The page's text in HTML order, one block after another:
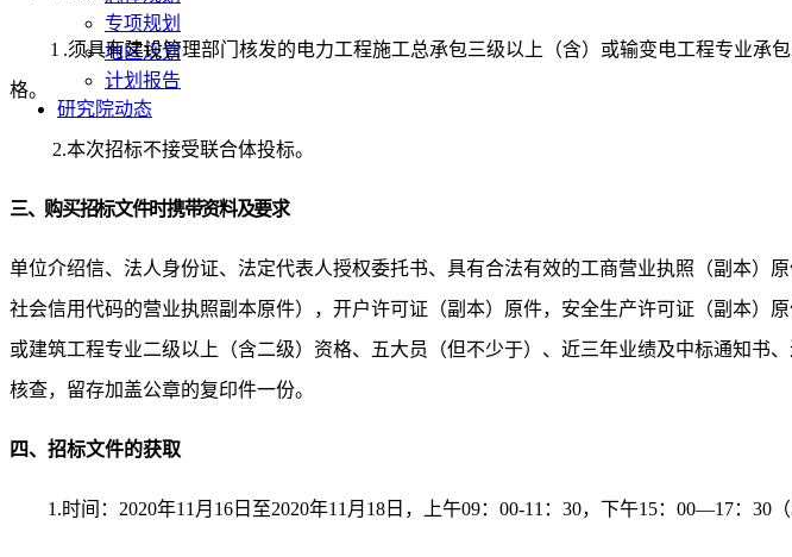
专项规划
地区规划
计划报告
研究院动态
1 .须具有建设管理部门核发的电力工程施工总承包三级以上（含）或输变电工程专业承
格。
2.本次招标不接受联合体投标。
三、购买招标文件时携带资料及要求
单位介绍信、法人身份证、法定代表人授权委托书、具有合法有效的工商营业执照（副本）原
社会信用代码的营业执照副本原件），开户许可证（副本）原件，安全生产许可证（副本）
或建筑工程专业二级以上（含二级）资格、五大员（但不少于）、近三年业绩及中标通知
核查，留存加盖公章的复印件一份。
四、招标文件的获取
1.时间： 2020年11 月 16 日 至2020年11 月 18 日 ，上午09：00-11：30，下午15：00—17：30